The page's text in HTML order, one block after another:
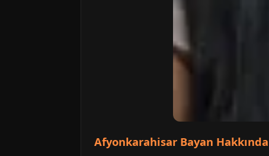
Afyonkarahisar Bayan Hakkında